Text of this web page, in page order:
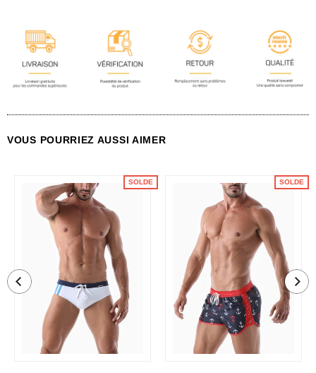
VOUS POURRIEZ AUSSI AIMER
SOLDE SOLDE